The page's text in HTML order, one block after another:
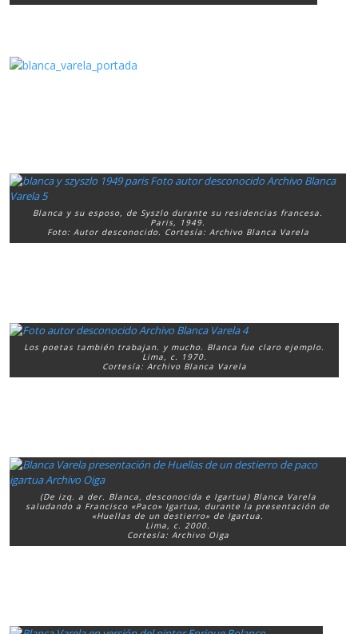
Blanca y su esposo, de Syszlo durante su residencias francesa.
Paris, 1949.
Foto: Autor desconocido. Cortesía: Archivo Blanca Varela
Los poetas también trabajan. y mucho. Blanca fue claro ejemplo.
Lima, c. 1970.
Cortesía: Archivo Blanca Varela
(De izq. a der. Blanca, desconocida e Igartua) Blanca Varela
saludando a Francisco «Paco» Igartua, durante la presentación de
«Huellas de un destierro» de Igartua.
Lima, c. 2000.
Cortesía: Archivo Oiga